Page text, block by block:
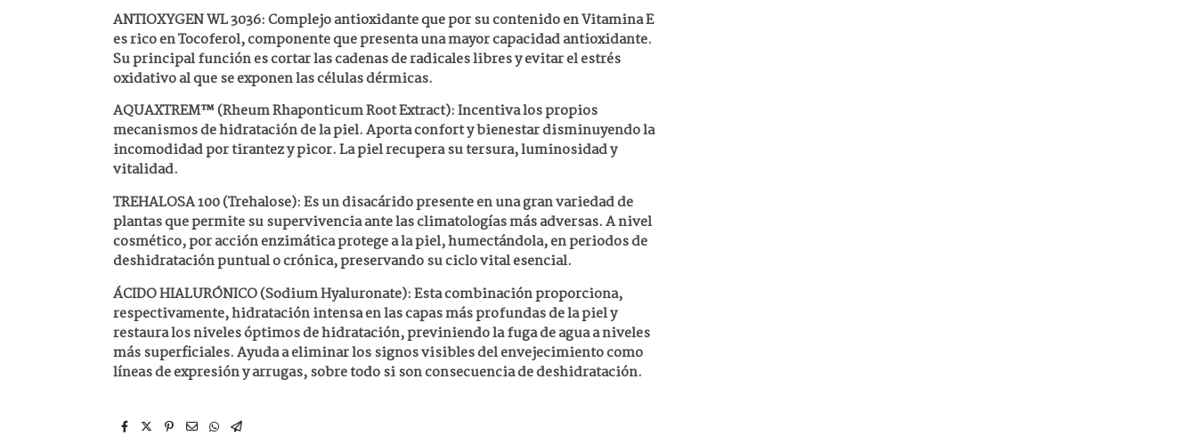
ANTIOXYGEN WL 3036: Complejo antioxidante que por su contenido en Vitamina E
es rico en Tocoferol, componente que presenta una mayor capacidad antioxidante.
Su principal función es cortar las cadenas de radicales libres y evitar el estrés
oxidativo al que se exponen las células dérmicas.
AQUAXTREM™ (Rheum Rhaponticum Root Extract): Incentiva los propios
mecanismos de hidratación de la piel. Aporta confort y bienestar disminuyendo la
incomodidad por tirantez y picor. La piel recupera su tersura, luminosidad y
vitalidad.
TREHALOSA 100 (Trehalose): Es un disacárido presente en una gran variedad de
plantas que permite su supervivencia ante las climatologías más adversas. A nivel
cosmético, por acción enzimática protege a la piel, humectándola, en periodos de
deshidratación puntual o crónica, preservando su ciclo vital esencial.
ÁCIDO HIALURÓNICO (Sodium Hyaluronate): Esta combinación proporciona,
respectivamente, hidratación intensa en las capas más profundas de la piel y
restaura los niveles óptimos de hidratación, previniendo la fuga de agua a niveles
más superficiales. Ayuda a eliminar los signos visibles del envejecimiento como
líneas de expresión y arrugas, sobre todo si son consecuencia de deshidratación.